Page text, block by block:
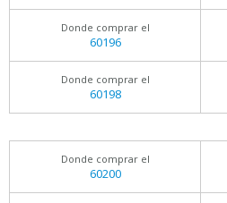
Donde comprar el
60196
Donde comprar el
60198
Donde comprar el
60200